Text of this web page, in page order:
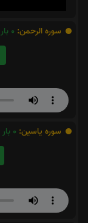
سوره الرحمن: 0 بار
سوره یاسین: 0 بار